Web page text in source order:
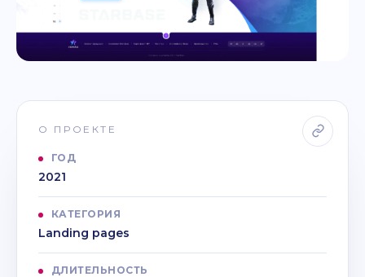
О ПРОЕКТЕ
ГОД
2021
КАТЕГОРИЯ
Landing pages
ДЛИТЕЛЬНОСТЬ